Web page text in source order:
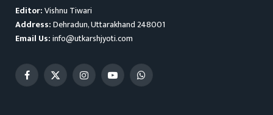
Editor:Vishnu Tiwari
Address:Dehradun, Uttarakhand 248001
Email Us:info@utkarshjyoti.com
Facebook
X
InstagramYouTubeWhatsApp